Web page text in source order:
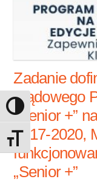
Toggle High Contrast
Toggle Font size
Zadanie
rządowego
„Senior +”
2017-2020,
„Senior +”